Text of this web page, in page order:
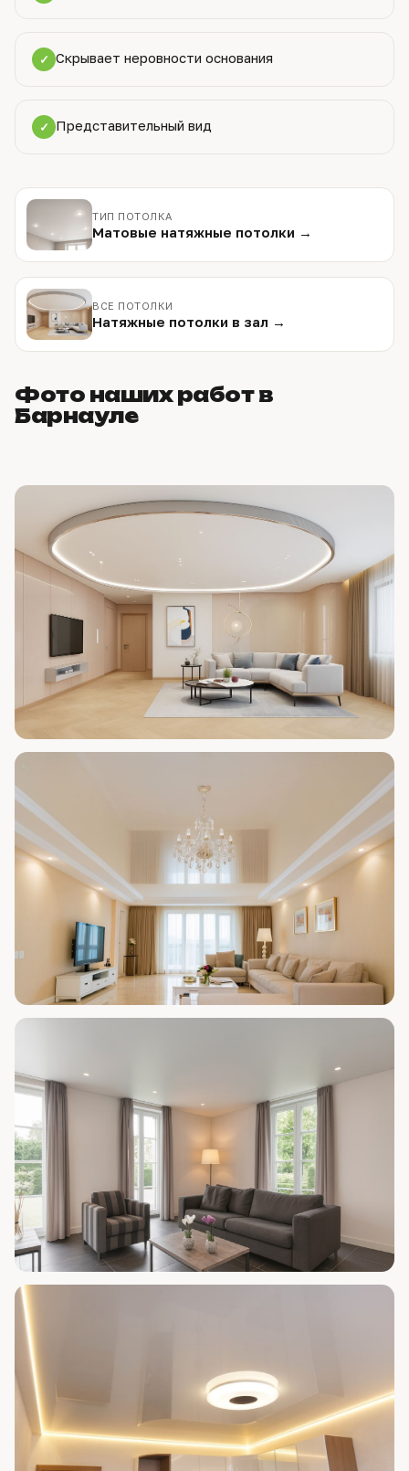
✓ Скрывает неровности основания
✓ Представительный вид
ТИП ПОТОЛКА
Матовые натяжные потолки →
ВСЕ ПОТОЛКИ
Натяжные потолки в зал →
Фото наших работ в
Барнауле